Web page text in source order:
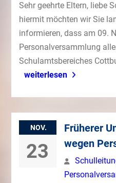
Sehr geehrte Eltern, liebe
hiermit möchten wir Sie
informieren, dass am 09.
Personalversammlung
Schulamtsbereiches
weiterlesen
NOV.
23
Früherer
wegen